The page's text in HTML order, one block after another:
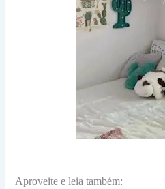
Aproveite e leia também: